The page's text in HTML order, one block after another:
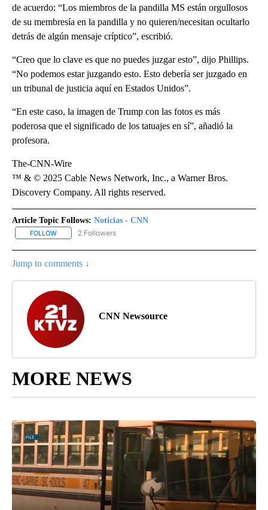
de acuerdo: “Los miembros de la pandilla MS están orgullosos
de su membresía en la pandilla y no quieren/necesitan ocultarlo
detrás de algún mensaje críptico”, escribió.
“Creo que lo clave es que no puedes juzgar esto”, dijo Phillips.
“No podemos estar juzgando esto. Esto debería ser juzgado en
un tribunal de justicia aquí en Estados Unidos”.
“En este caso, la imagen de Trump con las fotos es más
poderosa que el significado de los tatuajes en sí”, añadió la
profesora.
The-CNN-Wire
™ & © 2025 Cable News Network, Inc., a Warner Bros.
Discovery Company. All rights reserved.
Article Topic Follows: Noticias - CNN
FOLLOW FOLLOW "NOTICIAS - CNN" TO RECEIVE NOTIFICATIONS ABOUT
2 Followers
Jump to comments ↓
CNN Newsource
MORE NEWS